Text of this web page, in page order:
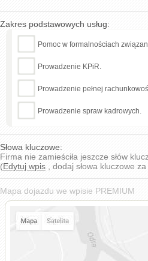
Zakres podstawowych usług:
Pomoc w formalnościach
Prowadzenie KPiR.
Prowadzenie pełnej
Prowadzenie spraw kadrowych.
Słowa kluczowe:
Firma nie zamieściła jeszcze słów
(Edytuj wpis , dodaj słowa kluczowe
Mapa dojazdu we wpisie PREMIUM